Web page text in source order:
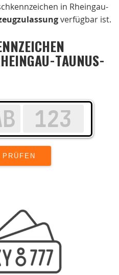
in Rheingau-
verfügbar ist.
TAUNUS-